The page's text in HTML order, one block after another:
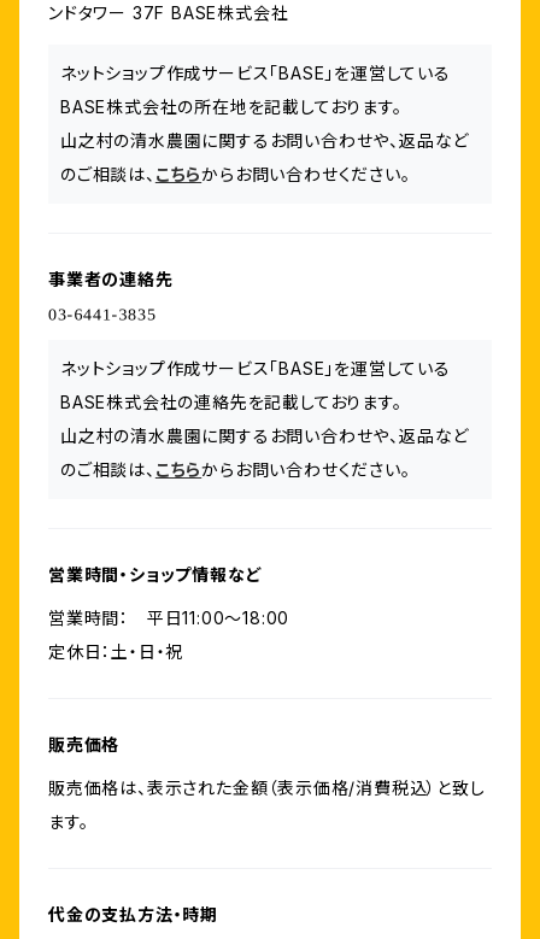
ンドタワー 37F BASE株式会社
ネットショップ作成サービス「BASE」を運営している
BASE株式会社の所在地を記載しております。
山之村の清水農園に関するお問い合わせや、返品など
のご相談は、 こちらからお問い合わせください。
事業者の連絡先
ネットショップ作成サービス「BASE」を運営している
BASE株式会社の連絡先を記載しております。
山之村の清水農園に関するお問い合わせや、返品など
のご相談は、 こちらからお問い合わせください。
営業時間・ショップ情報など
営業時間： 平日11:00〜18:00
定休日：土・日・祝
販売価格
販売価格は、表示された金額（表示価格/消費税込）と致し
ます。
代金の支払方法・時期